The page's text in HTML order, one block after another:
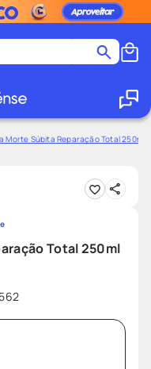
Morte Súbita Reparação Total 250ml
Total 250ml